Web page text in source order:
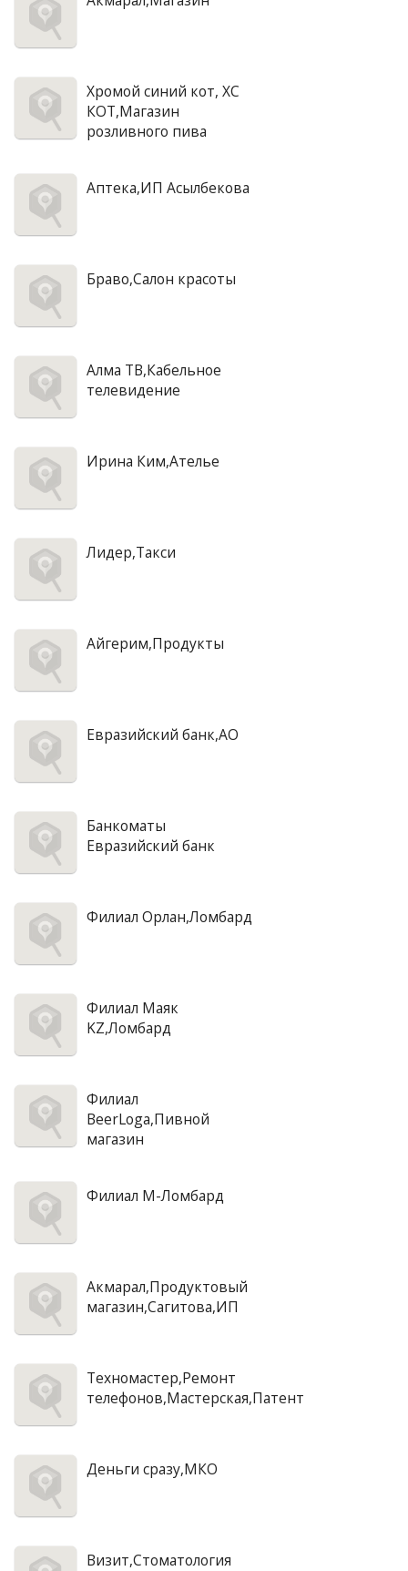
Хромой синий кот, ХС
КОТ,Магазин
розливного пива
Аптека,ИП Асылбекова
Браво,Салон красоты
Алма ТВ,Кабельное
телевидение
Ирина Ким,Ателье
Лидер,Такси
Айгерим,Продукты
Евразийский банк,АО
Банкоматы
Евразийский банк
Филиал Орлан,Ломбард
Филиал Маяк
KZ,Ломбард
Филиал
BeerLoga,Пивной
магазин
Филиал М-Ломбард
Акмарал,Продуктовый
магазин,Сагитова,ИП
Техномастер,Ремонт
телефонов,Мастерская,Патент
Деньги сразу,МКО
Визит,Стоматология